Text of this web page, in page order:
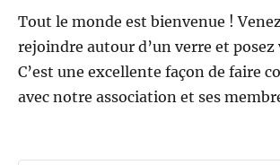
Tout le monde est bienvenue !
rejoindre autour d’un verre et posez
C’est une excellente façon de faire
avec notre association et ses